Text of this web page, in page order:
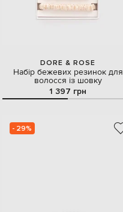
DORE & ROSE
Набір бежевих резинок для
волосся із шовку
1 397 грн
- 29%